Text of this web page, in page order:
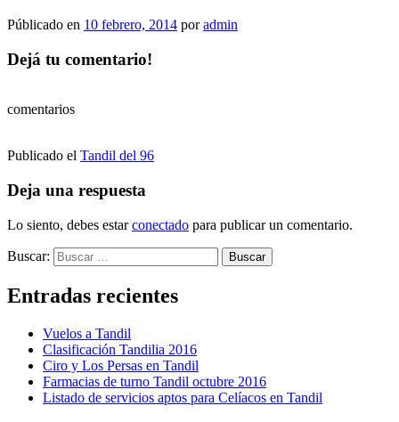
Públicado en 10 febrero, 2014 poradmin
Dejá tu comentario!
comentarios
Publicado el Tandil del 96
Deja una respuesta
Lo siento, debes estarconectado para publicar un comentario.
Buscar:
Entradas recientes
Vuelos a Tandil
Clasificación Tandilia 2016
Ciro y Los Persas en Tandil
Farmacias de turno Tandil octubre 2016
Listado de servicios aptos para Celíacos en Tandil